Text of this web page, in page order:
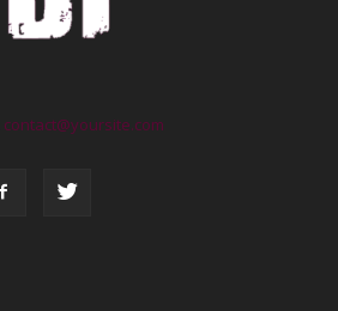
contact@yoursite.com